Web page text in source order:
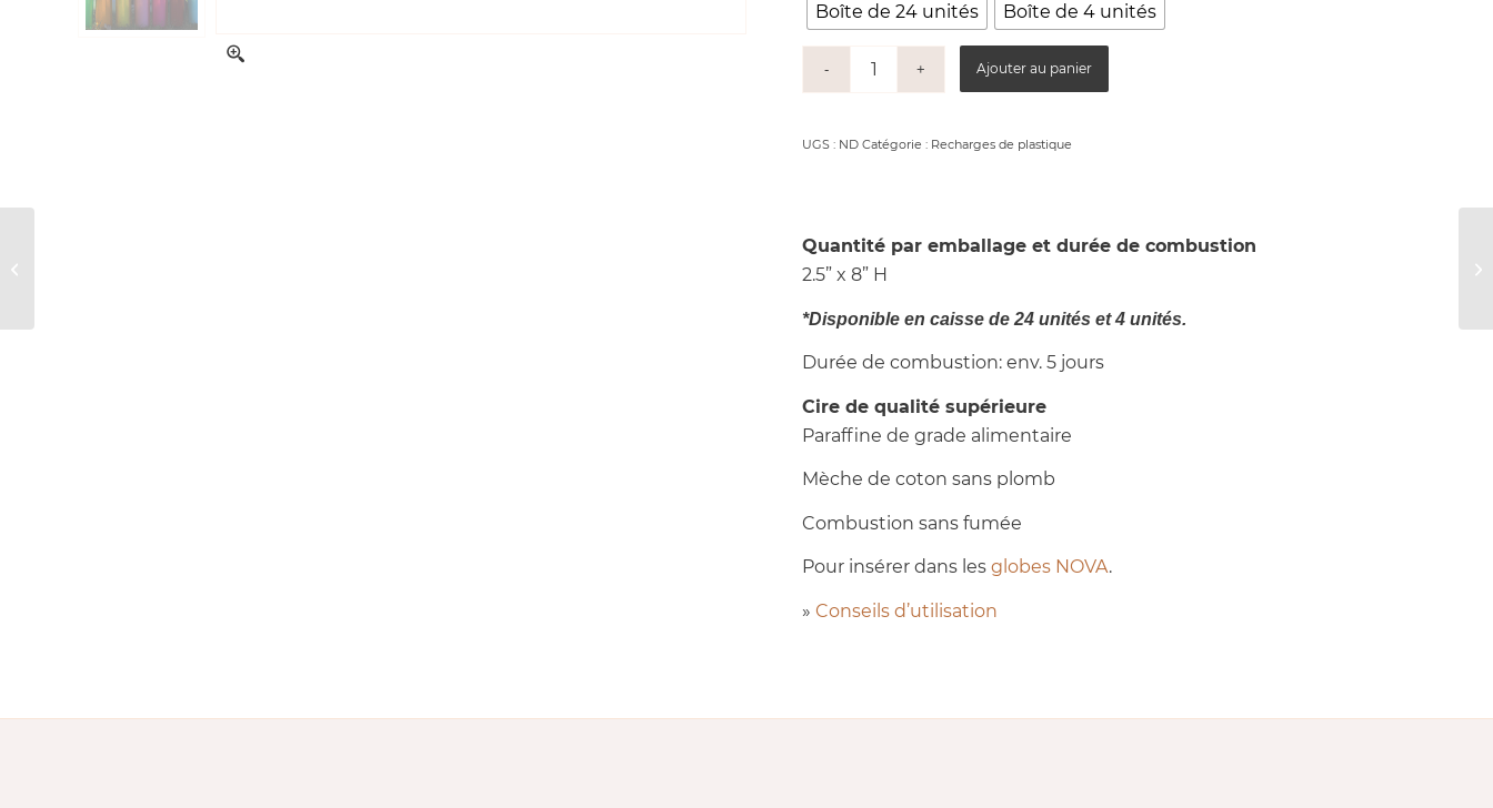
Boîte de 24 unités Boîte de 4 unités
Ajouter au panier
UGS : ND Catégorie : Recharges de plastique
Quantité par emballage et durée de combustion
2.5” x 8” H
*Disponible en caisse de 24 unités et 4 unités.
Durée de combustion: env. 5 jours
Cire de qualité supérieure
Paraffine de grade alimentaire
Mèche de coton sans plomb
Combustion sans fumée
Pour insérer dans les globes NOVA.
» Conseils d’utilisation